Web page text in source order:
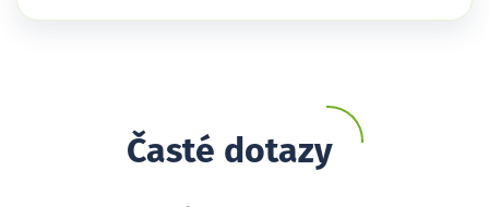
Časté dotazy